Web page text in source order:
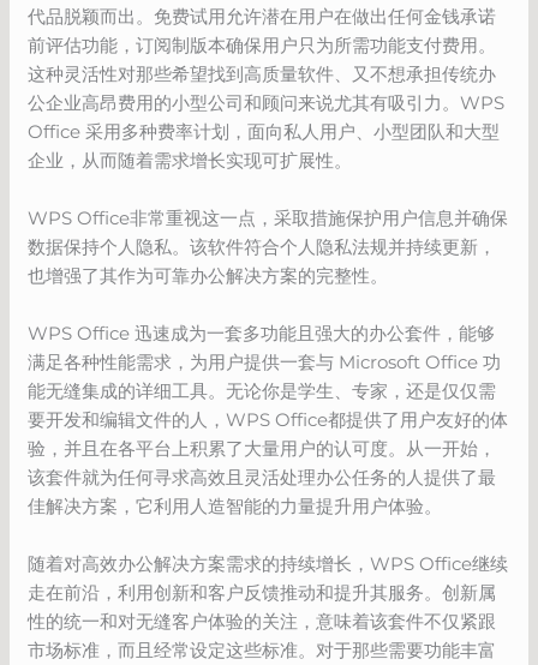
代品脱颖而出。免费试用允许潜在用户在做出任何金钱承诺
前评估功能，订阅制版本确保用户只为所需功能支付费用。
这种灵活性对那些希望找到高质量软件、又不想承担传统办
公企业高昂费用的小型公司和顾问来说尤其有吸引力。WPS
Office 采用多种费率计划，面向私人用户、小型团队和大型
企业，从而随着需求增长实现可扩展性。
WPS Office非常重视这一点，采取措施保护用户信息并确保
数据保持个人隐私。该软件符合个人隐私法规并持续更新，
也增强了其作为可靠办公解决方案的完整性。
WPS Office 迅速成为一套多功能且强大的办公套件，能够
满足各种性能需求，为用户提供一套与 Microsoft Office 功
能无缝集成的详细工具。无论你是学生、专家，还是仅仅需
要开发和编辑文件的人，WPS Office都提供了用户友好的体
验，并且在各平台上积累了大量用户的认可度。从一开始，
该套件就为任何寻求高效且灵活处理办公任务的人提供了最
佳解决方案，它利用人造智能的力量提升用户体验。
随着对高效办公解决方案需求的持续增长，WPS Office继续
走在前沿，利用创新和客户反馈推动和提升其服务。创新属
性的统一和对无缝客户体验的关注，意味着该套件不仅紧跟
市场标准，而且经常设定这些标准。对于那些需要功能丰富